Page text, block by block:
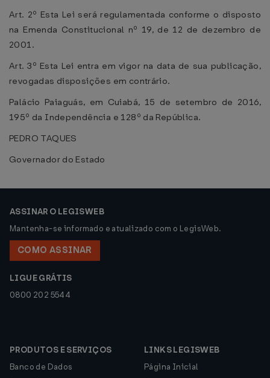
Art. 2º Esta Lei será regulamentada conforme o disposto
na Emenda Constitucional nº 19, de 12 de dezembro de
2001.
Art. 3º Esta Lei entra em vigor na data de sua publicação,
revogadas disposições em contrário.
Palácio Paiaguás, em Cuiabá, 15 de setembro de 2016,
195º da Independência e 128º da República.
PEDRO TAQUES
Governador do Estado
ASSINAR O LEGISWEB
Mantenha-se informado e atualizado com o LegisWeb.
COMO ASSINAR
LIGUE GRÁTIS
0800 202 5544
PRODUTOS E SERVIÇOS
Banco de Dados
LINKS LEGISWEB
Página Inicial